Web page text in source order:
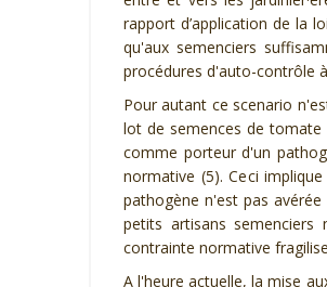
rapport d’application de la loi
qu'aux semenciers
procédures d'auto-contrôle
Pour autant ce scenario
lot de semences de tomate
comme porteur d'un
normative (5). Ceci implique
pathogène n'est pas avérée
petits artisans semenciers
contrainte normative fragilise
A l'heure actuelle, la mise